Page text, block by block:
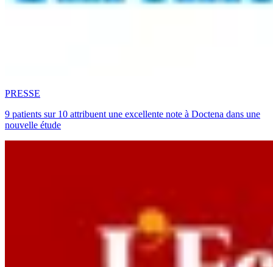
PRESSE
9 patients sur 10 attribuent une excellente note à Doctena dans une
nouvelle étude